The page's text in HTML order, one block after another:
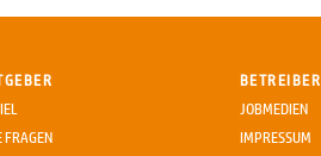
FRAGEN
BETREIBER
JOBMEDIEN
IMPRESSUM